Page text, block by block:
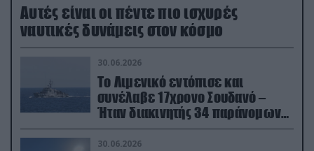
Aυτές είναι οι πέντε πιο ισχυρές
ναυτικές δυνάμεις στον κόσμο
30.06.2026
Το Λιμενικό εντόπισε και
συνέλαβε 17χρονο Σουδανό –
Ήταν διακινητής 34 παράνομων
μεταναστών
30.06.2026